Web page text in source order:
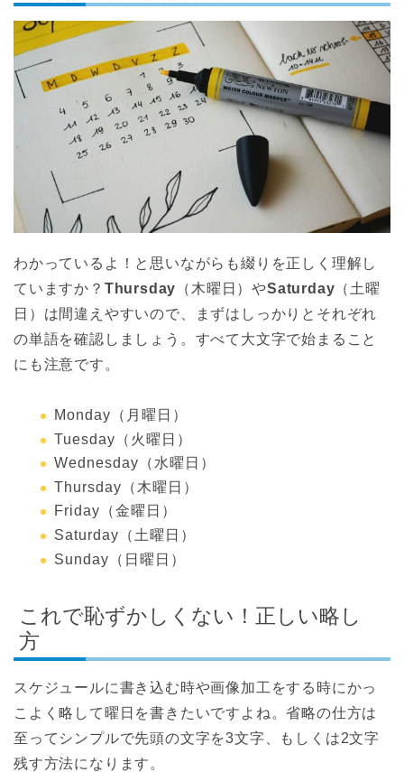
わかっているよ！と思いながらも綴りを正しく理解し
ていますか？ Thursday （木曜日）やSaturday （土曜
日）は間違えやすいので、まずはしっかりとそれぞれ
の単語を確認しましょう。すべて大文字で始まること
にも注意です。
Monday（月曜日）
Tuesday（火曜日）
Wednesday（水曜日）
Thursday（木曜日）
Friday（金曜日）
Saturday（土曜日）
Sunday（日曜日）
これで恥ずかしくない！正しい略し
方
スケジュールに書き込む時や画像加工をする時にかっ
こよく略して曜日を書きたいですよね。省略の仕方は
至ってシンプルで先頭の文字を3文字、もしくは2文字
残す方法になります。